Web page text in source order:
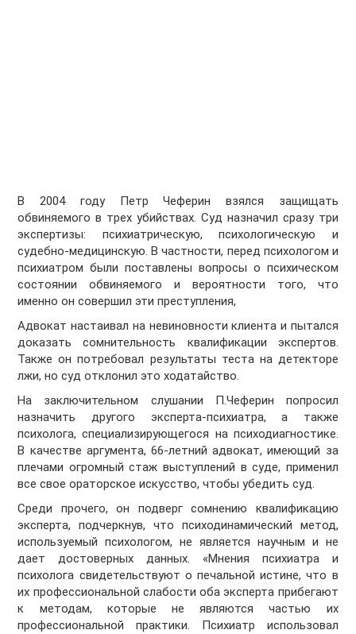
В 2004 году Петр Чеферин взялся защищать
обвиняемого в трех убийствах. Суд назначил сразу три
экспертизы: психиатрическую, психологическую и
судебно-медицинскую. В частности, перед психологом и
психиатром были поставлены вопросы о психическом
состоянии обвиняемого и вероятности того, что
именно он совершил эти преступления,
Адвокат настаивал на невиновности клиента и пытался
доказать сомнительность квалификации экспертов.
Также он потребовал результаты теста на детекторе
лжи, но суд отклонил это ходатайство.
На заключительном слушании П.Чеферин попросил
назначить другого эксперта-психиатра, а также
психолога, специализирующегося на психодиагностике.
В качестве аргумента, 66-летний адвокат, имеющий за
плечами огромный стаж выступлений в суде, применил
все свое ораторское искусство, чтобы убедить суд.
Среди прочего, он подверг сомнению квалификацию
эксперта, подчеркнув, что психодинамический метод,
используемый психологом, не является научным и не
дает достоверных данных. «Мнения психиатра и
психолога свидетельствуют о печальной истине, что в
их профессиональной слабости оба эксперта прибегают
к методам, которые не являются частью их
профессиональной практики. Психиатр использовал